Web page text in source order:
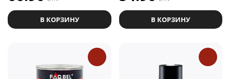
В КОРЗИНУ В КОРЗИНУ